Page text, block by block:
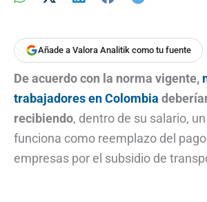
Añade a Valora Analitik como tu fuente
De acuerdo con la norma vigente,
trabajadores en Colombia
recibiendo, dentro de su salario,
funciona como reemplazo del
empresas por el subsidio de